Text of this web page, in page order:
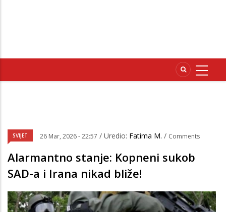
SVIJET 26 Mar, 2026 - 22:57 / Uredio: Fatima M. / Comments
Alarmantno stanje: Kopneni sukob
SAD-a i Irana nikad bliže!